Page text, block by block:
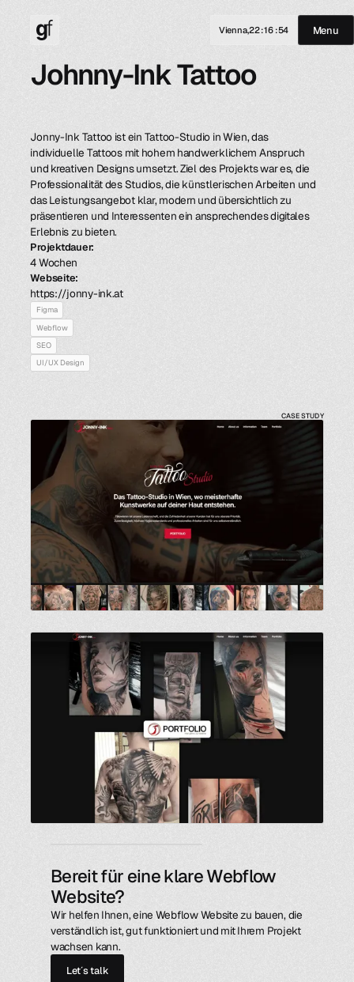
Vienna,22:16 :54 Menu
Johnny-Ink Tattoo
CASE STUDY
Jonny-Ink Tattoo ist ein Tattoo-Studio in Wien, das
individuelle Tattoos mit hohem handwerklichem Anspruch
und kreativen Designs umsetzt. Ziel des Projekts war es, die
Professionalität des Studios, die künstlerischen Arbeiten und
das Leistungsangebot klar, modern und übersichtlich zu
präsentieren und Interessenten ein ansprechendes digitales
Erlebnis zu bieten.
Projektdauer:
4 Wochen
Webseite:
https://jonny-ink.at
Figma
Webflow
SEO
UI/UX Design
Bereit für eine klare Webflow
Website?
Wir helfen Ihnen, eine Webflow Website zu bauen, die
verständlich ist, gut funktioniert und mit Ihrem Projekt
wachsen kann.
Let´s talk